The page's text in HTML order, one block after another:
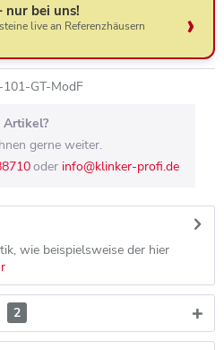
nur bei uns!
live an Referenzhäusern
GT-ModF
Artikel?
gerne weiter.
oder info@klinker-profi.de
wie beispielsweise der hier
2